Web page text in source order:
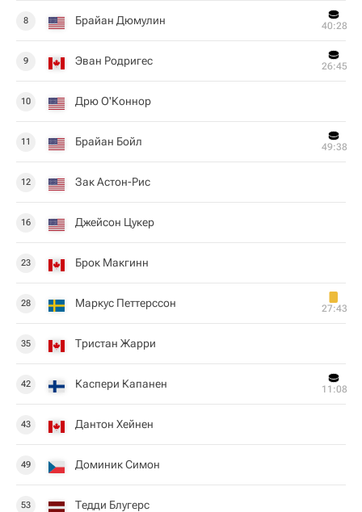
8 Брайан Дюмулин 40:28
9 Эван Родригес 26:45
10 Дрю О'Коннор
11 Брайан Бойл 49:38
12 Зак Астон-Рис
16 Джейсон Цукер
23 Брок Макгинн
28 Маркус Петтерссон 27:43
35 Тристан Жарри
42 Каспери Капанен 11:08
43 Дантон Хейнен
49 Доминик Симон
53 Тедди Блугерс